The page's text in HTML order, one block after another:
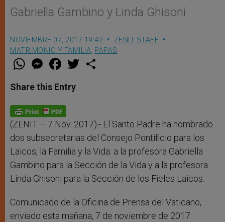
Gabriella Gambino y Linda Ghisoni
NOVIEMBRE 07, 2017 19:42
ZENIT STAFF
MATRIMONIO Y FAMILIA, PAPAS
W
t
s
p
p
M
e
s
e
g
e
r
F
a
e
b
o
k
w
Share this Entry
(ZENIT – 7 Nov. 2017).- El Santo Padre ha nombrado
dos subsecretarias del Consejo Pontificio para los
Laicos, la Familia y la Vida: a la profesora Gabriella
Gambino para la Sección de la Vida y a la profesora
Linda Ghisoni para la Sección de los Fieles Laicos.
Comunicado de la Oficina de Prensa del Vaticano,
enviado esta mañana, 7 de noviembre de 2017.